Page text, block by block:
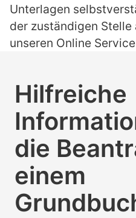
Unterlagen
der zuständigen
unseren Online
Hilfreiche
die
einem